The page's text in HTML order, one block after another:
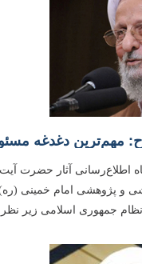
اطلاع‌رسانی آثار حضرت
و پژوهشی امام خمینی (ره)
نظام جمهوری اسلامی زیر